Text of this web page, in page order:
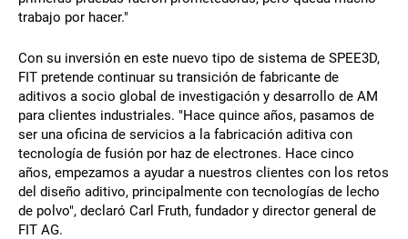
trabajo por hacer."
Con su inversión en este nuevo tipo de sistema de SPEE3D,
FIT pretende continuar su transición de fabricante de
aditivos a socio global de investigación y desarrollo de AM
para clientes industriales. "Hace quince años, pasamos de
ser una oficina de servicios a la fabricación aditiva con
tecnología de fusión por haz de electrones. Hace cinco
años, empezamos a ayudar a nuestros clientes con los retos
del diseño aditivo, principalmente con tecnologías de lecho
de polvo", declaró Carl Fruth, fundador y director general de
FIT AG.